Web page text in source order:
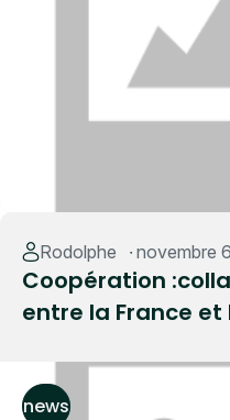
Rodolphe novembre
Coopération
entre la France et
news